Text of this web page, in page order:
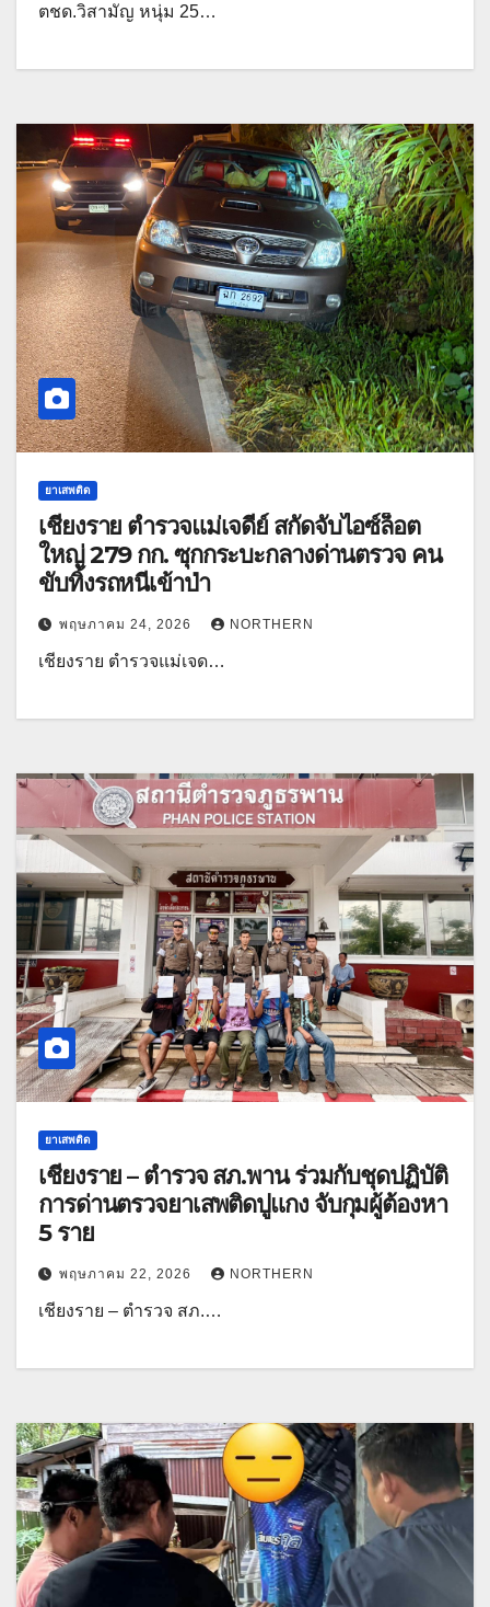
ตชด.วิสามัญ หนุ่ม 25…
ยาเสพติด
เชียงราย ตำรวจแม่เจดีย์ สกัดจับไอซ์ล็อต
ใหญ่ 279 กก. ซุกกระบะกลางด่านตรวจ คน
ขับทิ้งรถหนีเข้าป่า
พฤษภาคม 24, 2026 NORTHERN
เชียงราย ตำรวจแม่เจด…
ยาเสพติด
เชียงราย – ตำรวจ สภ.พาน ร่วมกับชุดปฏิบัติ
การด่านตรวจยาเสพติดปูแกง จับกุมผู้ต้องหา
5 ราย
พฤษภาคม 22, 2026 NORTHERN
เชียงราย – ตำรวจ สภ.…